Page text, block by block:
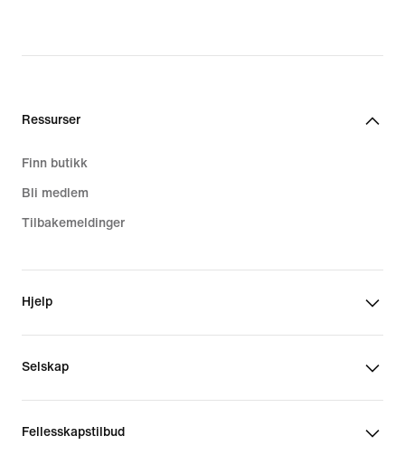
Ressurser
Finn butikk
Bli medlem
Tilbakemeldinger
Hjelp
Selskap
Fellesskapstilbud